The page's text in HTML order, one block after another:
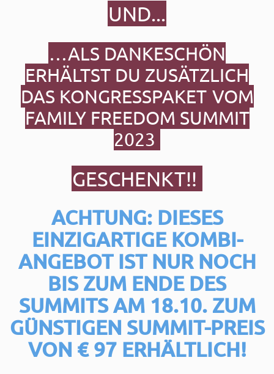
UND...
…ALS DANKESCHÖN
ERHÄLTST DU ZUSÄTZLICH
DAS KONGRESSPAKET VOM
FAMILY FREEDOM SUMMIT
2023
GESCHENKT!!
ACHTUNG: DIESES
EINZIGARTIGE KOMBI-
ANGEBOT IST NUR NOCH
BIS ZUM ENDE DES
SUMMITS AM 18.10. ZUM
GÜNSTIGEN SUMMIT-PREIS
VON € 97 ERHÄLTLICH!